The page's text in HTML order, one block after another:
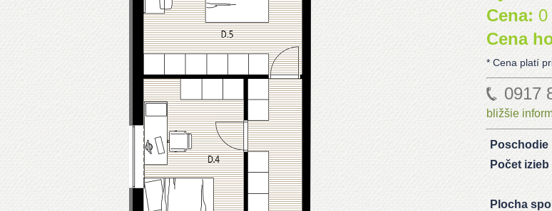
Cena: 0
Cena
* Cena platí
0917
bližšie
Poschodie
Počet izieb
Plocha